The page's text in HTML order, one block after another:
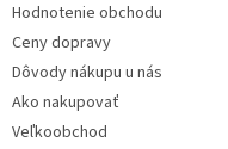
Hodnotenie obchodu
Ceny dopravy
Dôvody nákupu u nás
Ako nakupovať
Veľkoobchod